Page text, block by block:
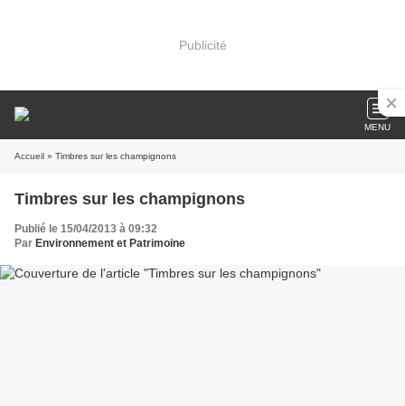
Publicité
MENU
Accueil » Timbres sur les champignons
Timbres sur les champignons
Publié le 15/04/2013 à 09:32
Par Environnement et Patrimoine